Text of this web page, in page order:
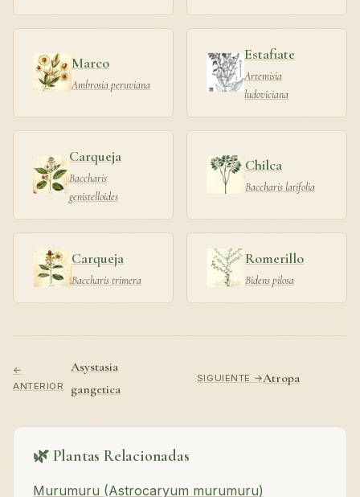
Marco
Ambrosia peruviana
Estafiate
Artemisia
ludoviciana
Carqueja
Baccharis
genistelloides
Chilca
Baccharis latifolia
Carqueja
Baccharis trimera
Romerillo
Bidens pilosa
←
ANTERIOR
Asystasia
gangetica
SIGUIENTE →Atropa
🌿 Plantas Relacionadas
Murumuru (Astrocaryum murumuru)